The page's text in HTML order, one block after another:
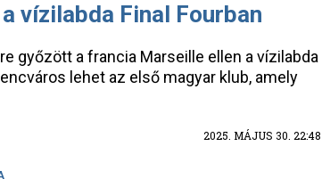
vízilabda Final Fourban
győzött a francia Marseille ellen a vízilabda
lehet az első magyar klub, amely
2025. MÁJUS 30. 22:48